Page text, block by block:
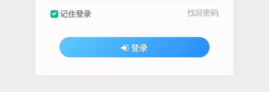
记住登录 找回密码
登录